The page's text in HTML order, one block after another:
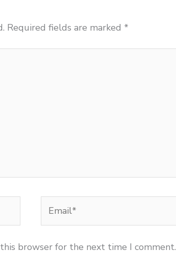
Required fields are marked *
browser for the next time I comment.